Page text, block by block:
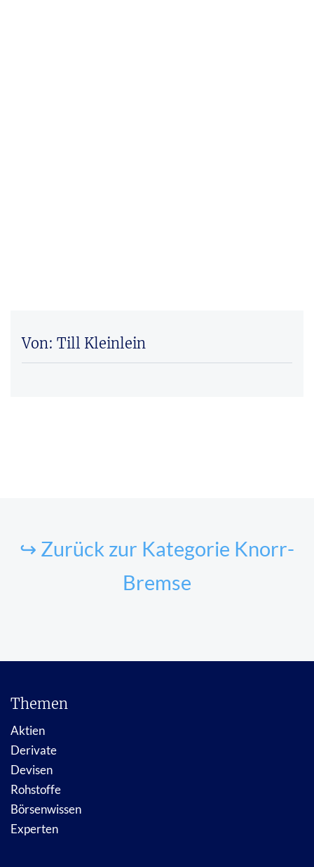
Von: Till Kleinlein
↪ Zurück zur Kategorie Knorr-
Bremse
Themen
Aktien
Derivate
Devisen
Rohstoffe
Börsenwissen
Experten